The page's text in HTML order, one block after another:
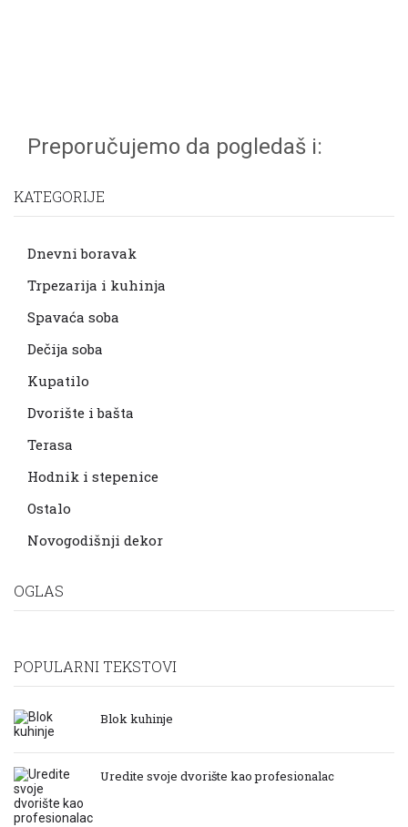
Preporučujemo da pogledaš i:
KATEGORIJE
Dnevni boravak
Trpezarija i kuhinja
Spavaća soba
Dečija soba
Kupatilo
Dvorište i bašta
Terasa
Hodnik i stepenice
Ostalo
Novogodišnji dekor
OGLAS
POPULARNI TEKSTOVI
Blok kuhinje
Uredite svoje dvorište kao profesionalac